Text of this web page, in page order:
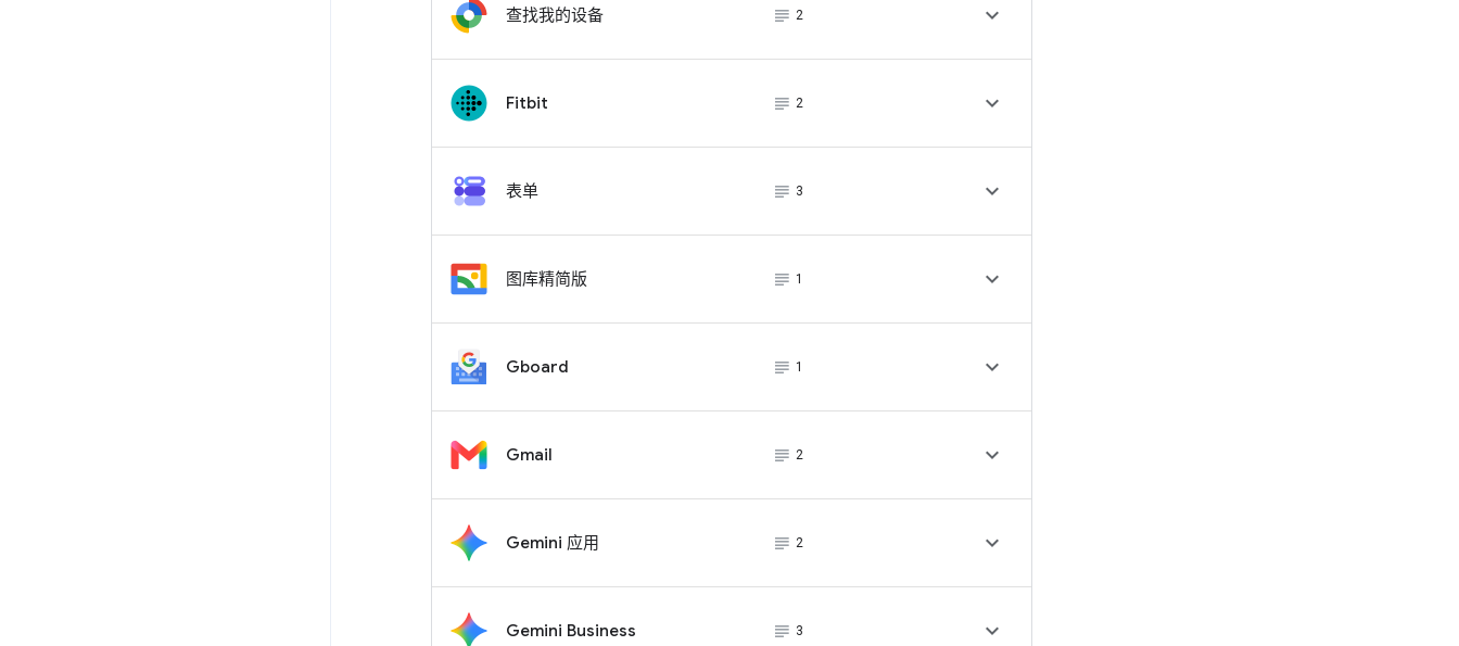
查找我的设备 subject_black
2 
Fitbit subject_black
2 
表单 subject_black
3 
图库精简版 subject_black
1 
Gboard subject_black
1 
Gmail subject_black
2 
Gemini 应用 subject_black
2 
Gemini Business subject_black
3 